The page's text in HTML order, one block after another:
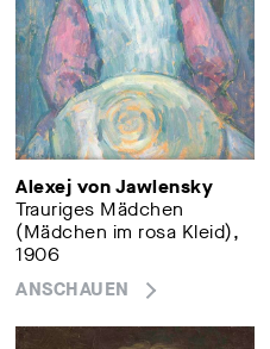
Alexej von Jawlensky
Trauriges Mädchen
(Mädchen im rosa Kleid),
1906
ANSCHAUEN